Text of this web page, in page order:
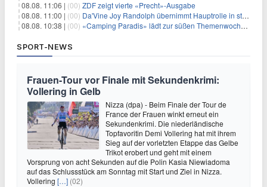
08.08. 11:06 | (00) ZDF zeigt vierte «Precht»-Ausgabe
08.08. 11:00 | (00) Da'Vine Joy Randolph übernimmt Hauptrolle in starbesetzter schwarzer Komödie
08.08. 10:38 | (00) «Camping Paradis» lädt zur süßen Themenwoche ein
SPORT-NEWS
Frauen-Tour vor Finale mit Sekundenkrimi:
Vollering in Gelb
Nizza (dpa) - Beim Finale der Tour de
France der Frauen winkt erneut ein
Sekundenkrimi. Die niederländische
Topfavoritin Demi Vollering hat mit ihrem
Sieg auf der vorletzten Etappe das Gelbe
Trikot erobert und geht mit einem
Vorsprung von acht Sekunden auf die Polin Kasia Niewiadoma
auf das Schlussstück am Sonntag mit Start und Ziel in Nizza.
Vollering […] (02)